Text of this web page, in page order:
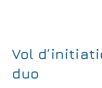
Vol
duo